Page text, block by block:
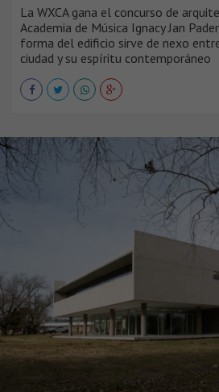
La WXCA gana el concurso de
Academia de Música Ignacy Jan
forma del edificio sirve de nexo
ciudad y su espíritu contemporáneo